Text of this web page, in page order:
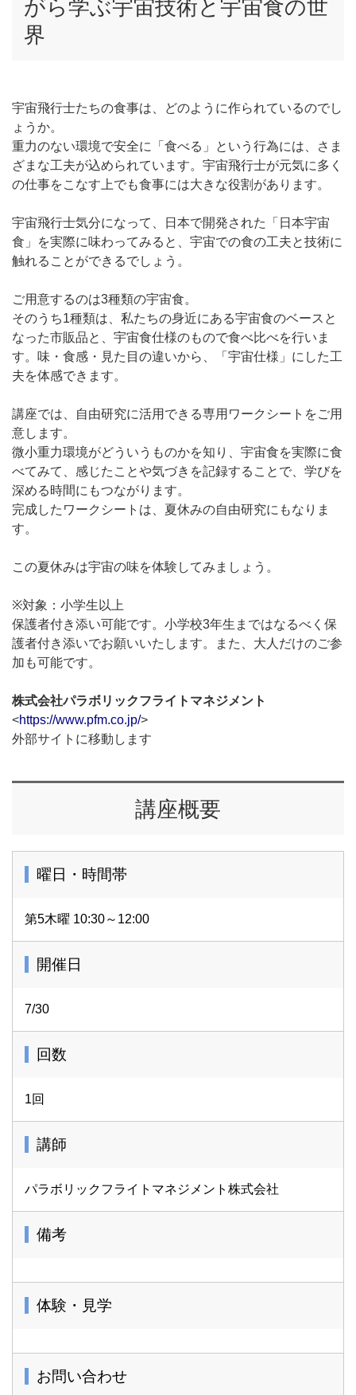
がら学ぶ宇宙技術と宇宙食の世
界
宇宙飛行士たちの食事は、どのように作られているのでし
ょうか。
重力のない環境で安全に「食べる」という行為には、さま
ざまな工夫が込められています。宇宙飛行士が元気に多く
の仕事をこなす上でも食事には大きな役割があります。
宇宙飛行士気分になって、日本で開発された「日本宇宙
食」を実際に味わってみると、宇宙での食の工夫と技術に
触れることができるでしょう。
ご用意するのは3種類の宇宙食。
そのうち1種類は、私たちの身近にある宇宙食のベースと
なった市販品と、宇宙食仕様のもので食べ比べを行いま
す。味・食感・見た目の違いから、「宇宙仕様」にした工
夫を体感できます。
講座では、自由研究に活用できる専用ワークシートをご用
意します。
微小重力環境がどういうものかを知り、宇宙食を実際に食
べてみて、感じたことや気づきを記録することで、学びを
深める時間にもつながります。
完成したワークシートは、夏休みの自由研究にもなりま
す。
この夏休みは宇宙の味を体験してみましょう。
※対象：小学生以上
保護者付き添い可能です。小学校3年生まではなるべく保
護者付き添いでお願いいたします。また、大人だけのご参
加も可能です。
株式会社パラボリックフライトマネジメント
<https://www.pfm.co.jp/>
外部サイトに移動します
講座概要
曜日・時間帯
第5木曜 10:30～12:00
開催日
7/30
回数
1回
講師
パラボリックフライトマネジメント株式会社
備考
体験・見学
お問い合わせ